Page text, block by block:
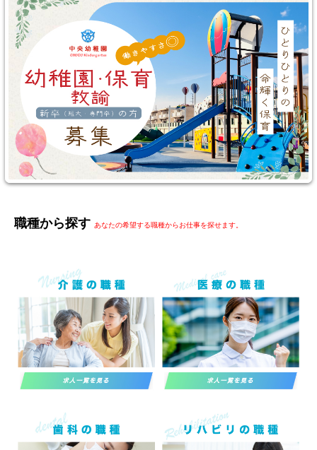
職種から探す あなたの希望する職種からお仕事を探せます。